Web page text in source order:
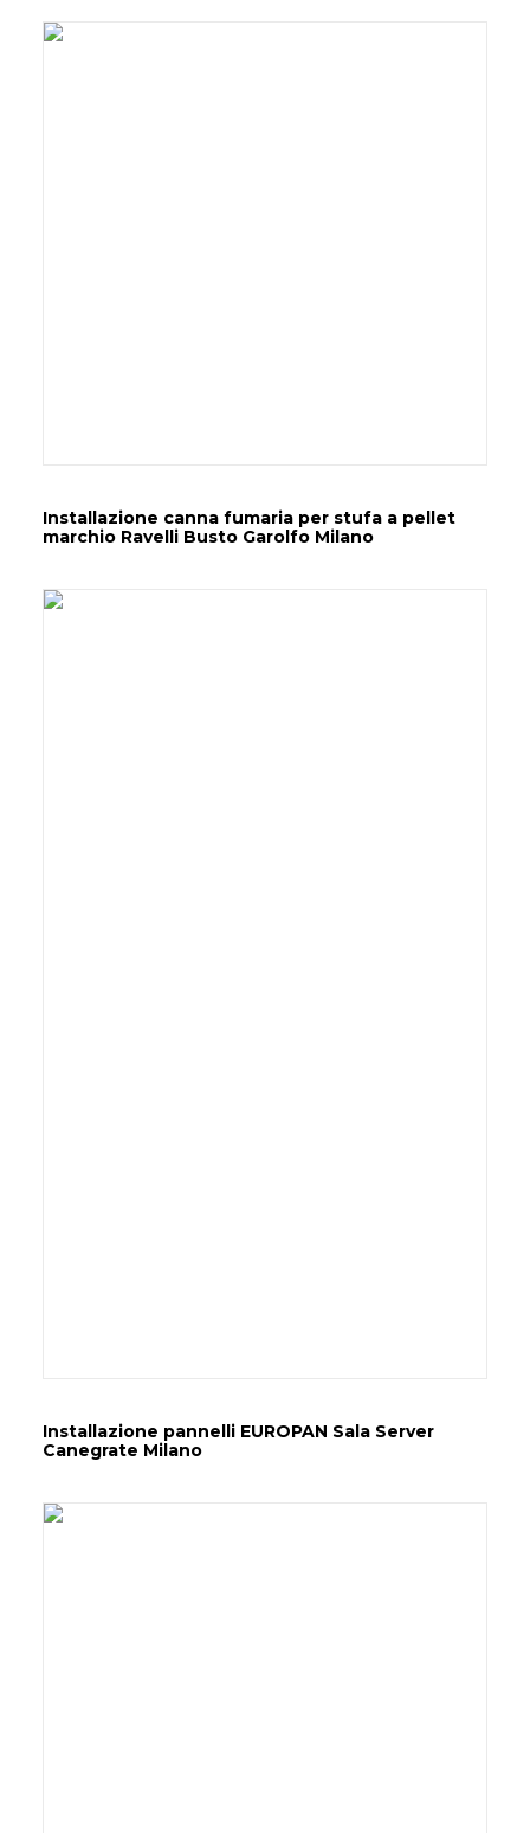
Installazione canna fumaria per stufa a pellet
marchio Ravelli Busto Garolfo Milano
Installazione pannelli EUROPAN Sala Server
Canegrate Milano